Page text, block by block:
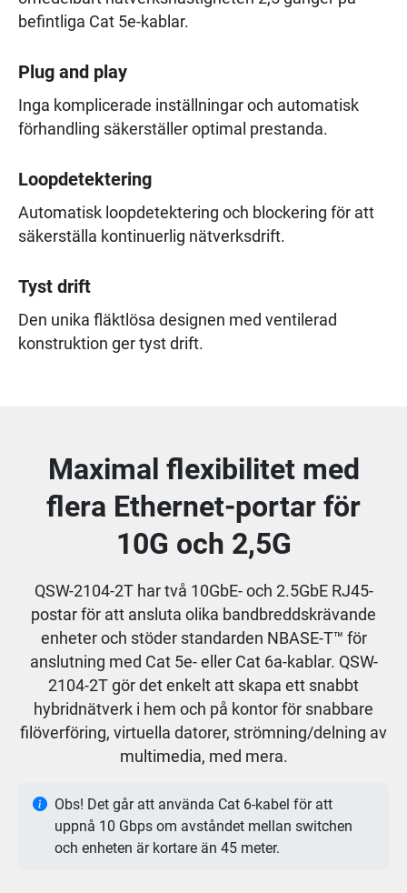
befintliga Cat 5e-kablar.
Plug and play
Inga komplicerade inställningar och automatisk
förhandling säkerställer optimal prestanda.
Loopdetektering
Automatisk loopdetektering och blockering för att
säkerställa kontinuerlig nätverksdrift.
Tyst drift
Den unika fläktlösa designen med ventilerad
konstruktion ger tyst drift.
Maximal flexibilitet med
flera Ethernet-portar för
10G och 2,5G
QSW-2104-2T har två 10GbE- och 2.5GbE RJ45-
postar för att ansluta olika bandbreddskrävande
enheter och stöder standarden NBASE-T™ för
anslutning med Cat 5e- eller Cat 6a-kablar. QSW-
2104-2T gör det enkelt att skapa ett snabbt
hybridnätverk i hem och på kontor för snabbare
filöverföring, virtuella datorer, strömning/delning av
multimedia, med mera.
Obs! Det går att använda Cat 6-kabel för att
uppnå 10 Gbps om avståndet mellan switchen
och enheten är kortare än 45 meter.